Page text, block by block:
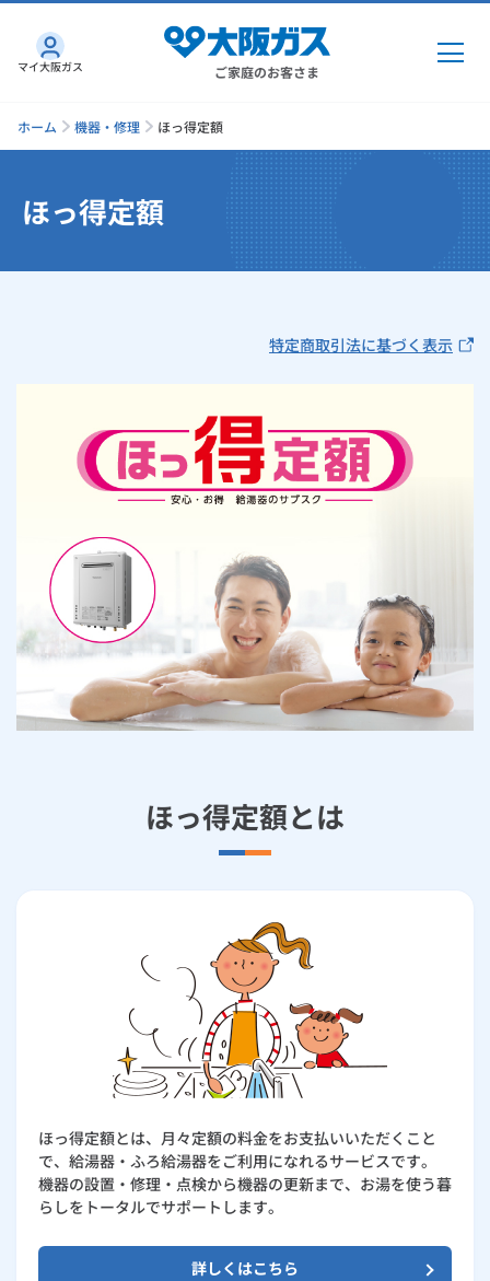
ご家庭のお客さま
ガス・電気
GAS得プラン
「大阪ガスの都市ガス」への切り替えについて
電気 トップ
電気料金メニュー
お手続きから使用開始までの流れ
太陽光発電余剰電力買取サービス
まとめプラン紹介
ガスと電気の使用中止
料金プラン
通信速度測定
まとめプラン紹介
簡単プラン診断
機器
キッチン
ガスコンロ
ガス炊飯器
ガスオーブン
食器洗い乾燥機
バス・洗面
ガス給湯器
ガス温水浴室暖房乾燥機
「カワック・ミストカワック」
リビング・空調
ガスファンヒーター
取替用ガスコンセント
ガスコード
ガス栓の増設 プラスライン
ルームエアコン
発電・省エネ
太陽光発電
蓄電池
エコキュート
ぴこぴこ・スマぴこ・けむぴこ
消火器
修理
故障診断
エラーコード診断
取扱説明書を探す
定額サービス
らく得リース
らく得保証
機器・修理お申込み
くらしのサービス
くらしのサービストップ
リフォーム・リノベーション
リフォーム・リノベーショントップ
住ミカタ・リフォーム
リノベーション「マイリノ」
安心・安全
住ミカタ・サービス
ホームセキュリティ
便利・おトク
スマイLINK
プリゼロ
関西おでかけ納税
ハウスクリーニング
お手続き・サポート
お手続き一覧
お客さまサポート
お問い合わせ
ショールーム Daigasコラム
総合TOP 業務用・産業用のお客さま 企業情報
マイ大阪ガス
ホーム 機器・修理 ほっ得定額
ほっ得定額
特定商取引法に基づく表示
ほっ得定額とは
ほっ得定額とは、月々定額の料金をお支払いいただくこと
で、給湯器・ふろ給湯器をご利用になれるサービスです。
機器の設置・修理・点検から機器の更新まで、お湯を使う暮
らしをトータルでサポートします。
詳しくはこちら